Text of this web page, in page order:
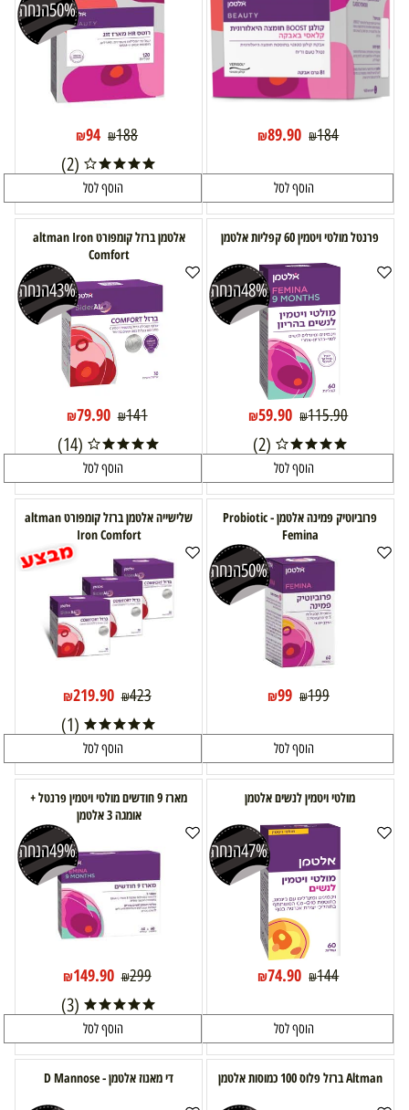
₪184
₪89.90
הוסף לסל
50%הנחה
₪188
₪94
(2)
הוסף לסל
פרנטל מולטי ויטמין 60 קפליות אלטמן
48%הנחה
₪115.90
₪59.90
(2)
הוסף לסל
אלטמן ברזל קומפורט altman Iron
Comfort
43%הנחה
₪141
₪79.90
(14)
הוסף לסל
פרוביוטיק פמינה אלטמן - Probiotic
Femina
50%הנחה
₪199
₪99
הוסף לסל
שלישייה אלטמן ברזל קומפורט altman
Iron Comfort
₪423
₪219.90
(1)
הוסף לסל
מולטי ויטמין לנשים אלטמן
47%הנחה
₪144
₪74.90
הוסף לסל
מארז 9 חודשים מולטי ויטמין פרנטל +
אומגה 3 אלטמן
49%הנחה
₪299
₪149.90
(3)
הוסף לסל
Altman ברזל פלוס 100 כמוסות אלטמן די מאנוז אלטמן - D Mannose